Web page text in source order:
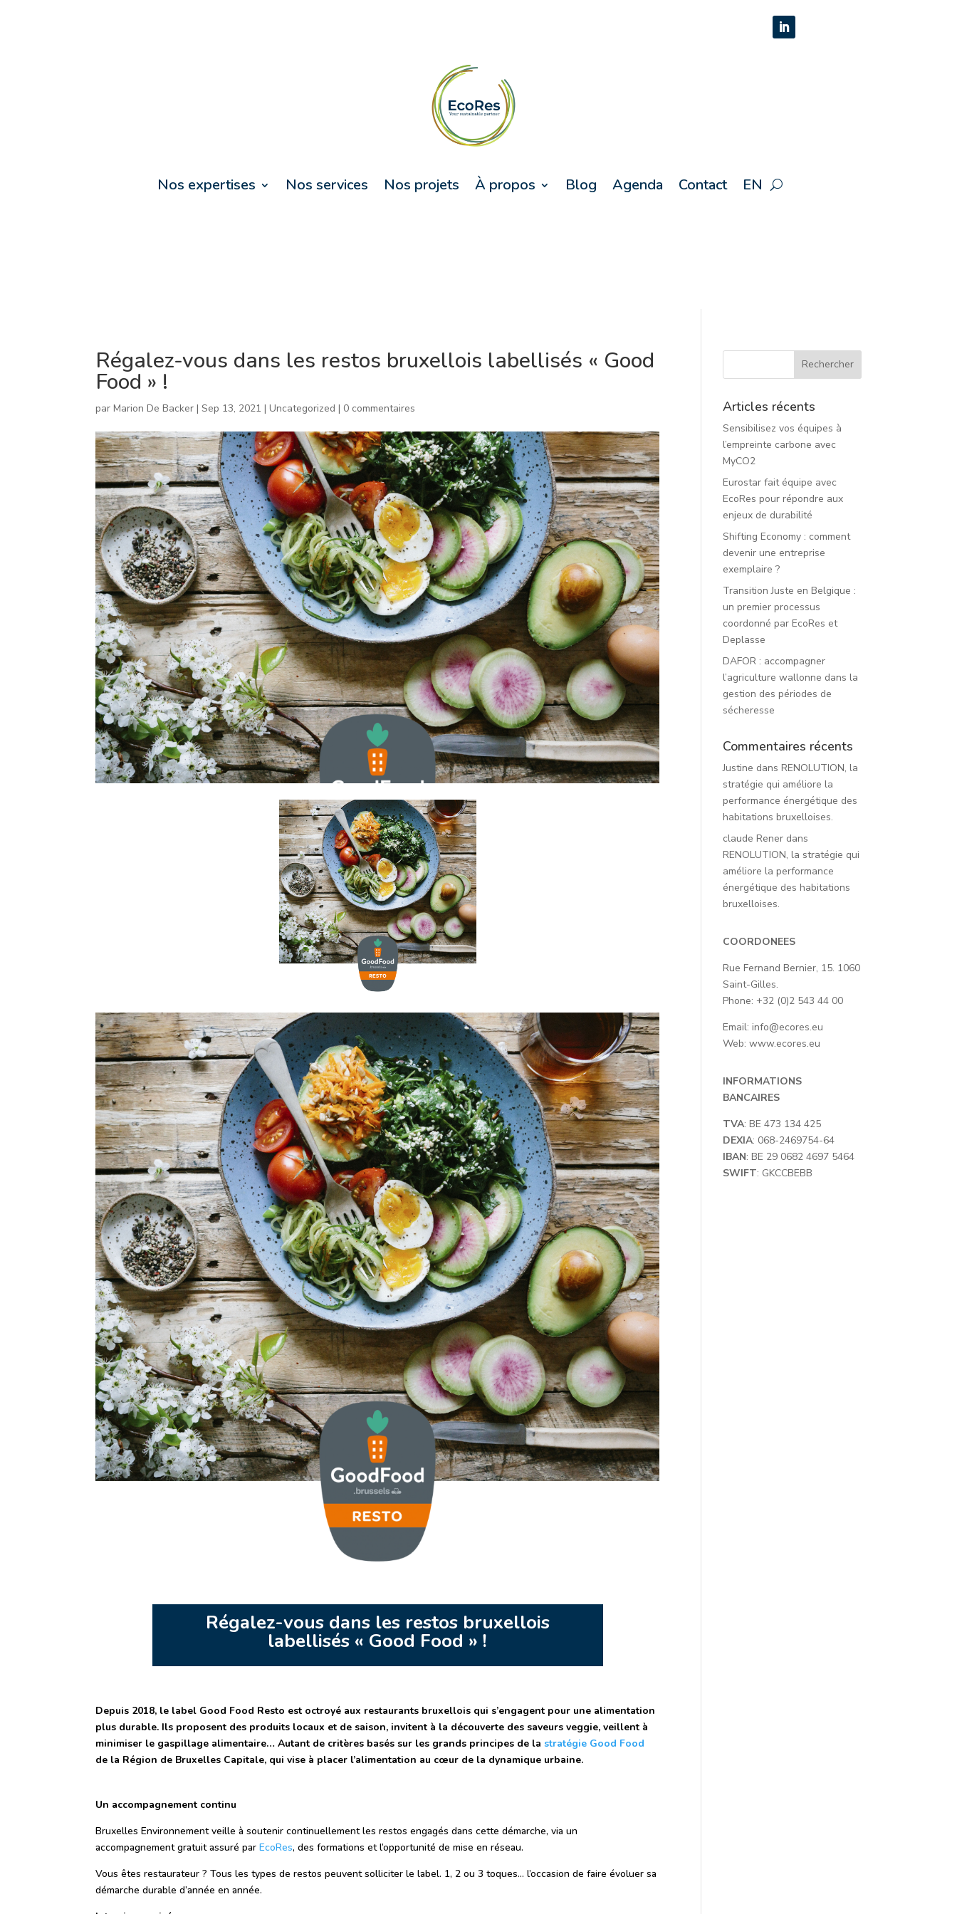
Nos expertises Nos services Nos projets À propos Blog Agenda Contact EN
Régalez-vous dans les restos bruxellois labellisés « Good
Food » !
parMarion De Backer |Sep 13, 2021 |Uncategorized | 0 commentaires
Régalez-vous dans les restos bruxellois
labellisés « Good Food » !
Depuis 2018, le label Good Food Resto est octroyé aux restaurants bruxellois qui s’engagent pour une alimentation
plus durable. Ils proposent des produits locaux et de saison, invitent à la découverte des saveurs veggie, veillent à
minimiser le gaspillage alimentaire… Autant de critères basés sur les grands principes de lastratégie Good Food
de la Région de Bruxelles Capitale, qui vise à placer l’alimentation au cœur de la dynamique urbaine.
Un accompagnement continu
Bruxelles Environnement veille à soutenir continuellement les restos engagés dans cette démarche, via un
accompagnement gratuit assuré parEcoRes, des formations et l’opportunité de mise en réseau.
Vous êtes restaurateur ? Tous les types de restos peuvent solliciter le label. 1, 2 ou 3 toques… l’occasion de faire évoluer sa
démarche durable d’année en année.
Articles récents
Sensibilisez vos équipes à
l’empreinte carbone avec
MyCO2
Eurostar fait équipe avec
EcoRes pour répondre aux
enjeux de durabilité
Shifting Economy : comment
devenir une entreprise
exemplaire ?
Transition Juste en Belgique :
un premier processus
coordonné par EcoRes et
Deplasse
DAFOR : accompagner
l’agriculture wallonne dans la
gestion des périodes de
sécheresse
Commentaires récents
Justine dansRENOLUTION, la
stratégie qui améliore la
performance énergétique des
habitations bruxelloises.
claude Rener dans
RENOLUTION, la stratégie qui
améliore la performance
énergétique des habitations
bruxelloises.
COORDONEES
Rue Fernand Bernier, 15. 1060
Saint-Gilles.
Phone: +32 (0)2 543 44 00
Email:info@ecores.eu
Web:www.ecores.eu
INFORMATIONS
BANCAIRES
TVA: BE 473 134 425
DEXIA: 068-2469754-64
IBAN: BE 29 0682 4697 5464
SWIFT: GKCCBEBB